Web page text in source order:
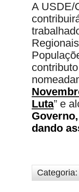
A USDE/
Luta” e
dando
Categoria: